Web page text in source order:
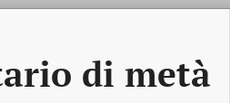
di metà